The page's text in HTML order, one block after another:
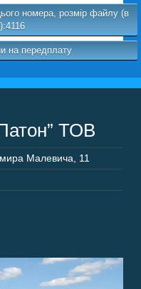
номера, розмір файлу (в
на передплату
ТОВ
Малевича, 11